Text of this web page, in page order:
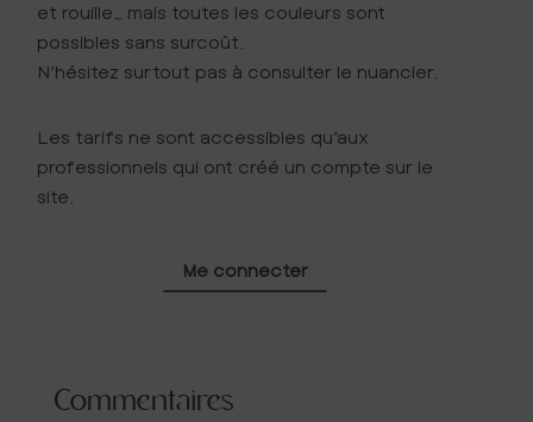
et rouille… mais toutes les couleurs sont
possibles sans surcoût.
N’hésitez surtout pas à consulter le nuancier.
Les tarifs ne sont accessibles qu’aux
professionnels qui ont créé un compte sur le
site.
Me connecter
Commentaires